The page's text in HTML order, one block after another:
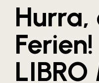
Meldungen
AKTUELLES
ACO
ALEX Krems
Hurra,